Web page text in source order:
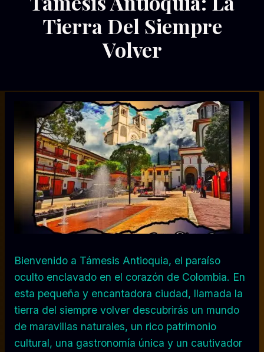
DEL
|
Tierra Del Siempre
Volver
Otálvaro
Betancur
Bienvenido a Támesis Antioquia, el paraíso
oculto enclavado en el corazón de Colombia. En
esta pequeña y encantadora ciudad, llamada la
tierra del siempre volver descubrirás un mundo
de maravillas naturales, un rico patrimonio
cultural, una gastronomía única y un cautivador